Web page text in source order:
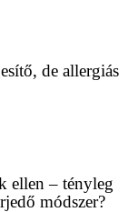
de allergiás
ellen – tényleg
módszer?